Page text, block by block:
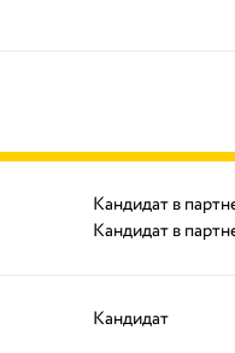
Кандидат в
Кандидат в
Кандидат